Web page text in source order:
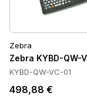
Zebra
Zebra KYBD-QW-
KYBD-QW-VC-01
498,88 €